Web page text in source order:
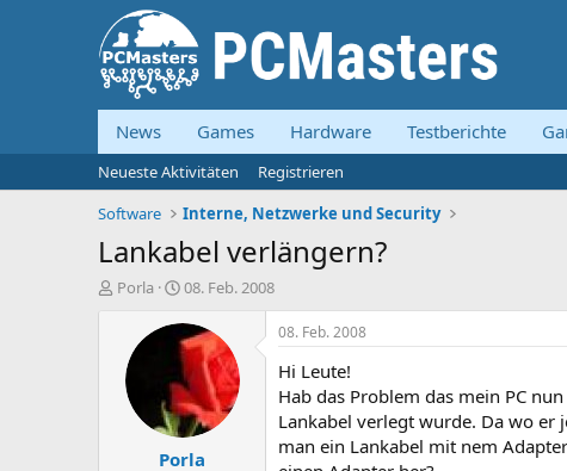
News Games Hardware Testberichte
Neueste Aktivitäten
Registrieren
Software
Interne, Netzwerke und Security
Lankabel verlängern?
E
Porla
E
s
t
e
l
l
t
a
08. Feb. 2008
Porla
08. Feb. 2008
Hi Leute!
Hab das Problem das mein PC
Lankabel verlegt wurde. Da wo er
man ein Lankabel mit nem